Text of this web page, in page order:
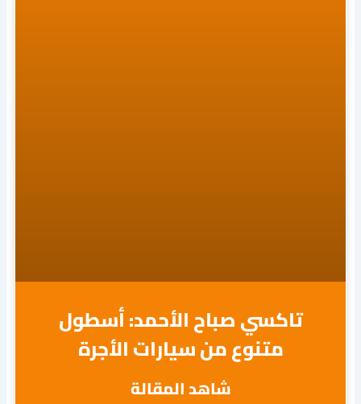
تاكسي صباح الأحمد: أسطول
متنوع من سيارات الأجرة
شاهد المقالة